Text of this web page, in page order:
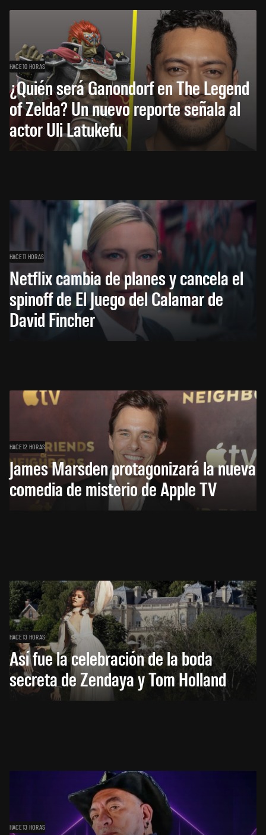
HACE 10 HORAS
¿Quién será Ganondorf en The Legend
of Zelda? Un nuevo reporte señala al
actor Uli Latukefu
HACE 11 HORAS
Netflix cambia de planes y cancela el
spinoff de El Juego del Calamar de
David Fincher
HACE 12 HORAS
James Marsden protagonizará la nueva
comedia de misterio de Apple TV
HACE 13 HORAS
Así fue la celebración de la boda
secreta de Zendaya y Tom Holland
HACE 13 HORAS